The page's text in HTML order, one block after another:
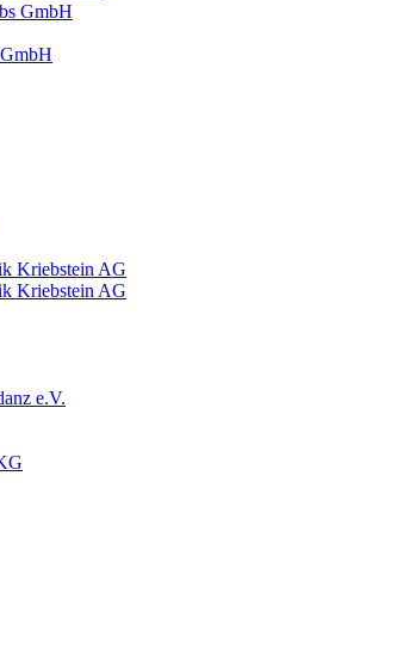
GmbH
Kriebstein AG
Kriebstein AG
e.V.